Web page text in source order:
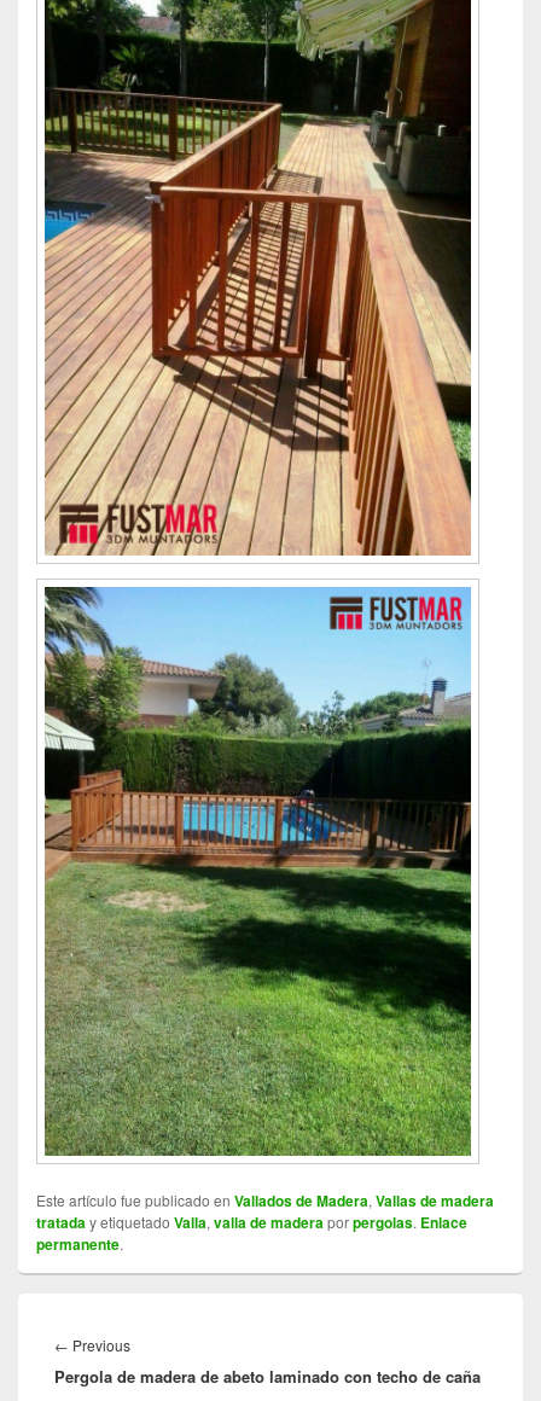
Este artículo fue publicado en Vallados de Madera, Vallas de madera
trataday etiquetado Valla, valla de maderaporpergolas. Enlace
permanente.
de
entradas
← Previous
post:
Pergola de madera de abeto laminado con techo de caña